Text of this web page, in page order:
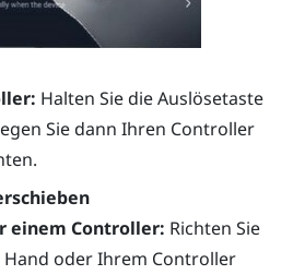
Halten Sie dieAuslösetaste
Sie dann Ihren Controller
einem Controller: Richten Sie
oder Ihrem Controller